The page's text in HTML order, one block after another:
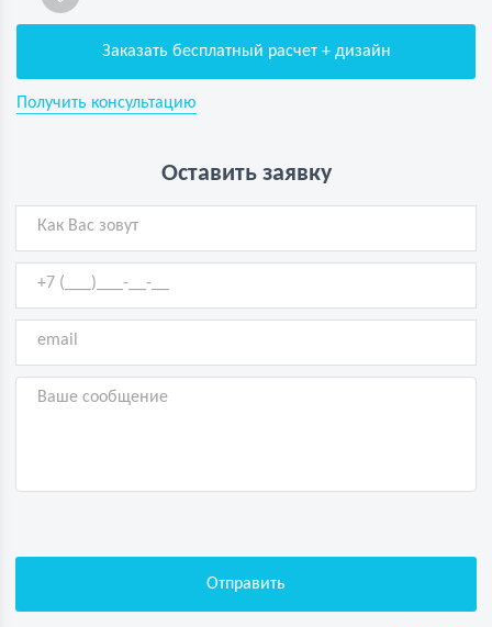
Заказать бесплатный расчет + дизайн
Получить консультацию
Оставить заявку